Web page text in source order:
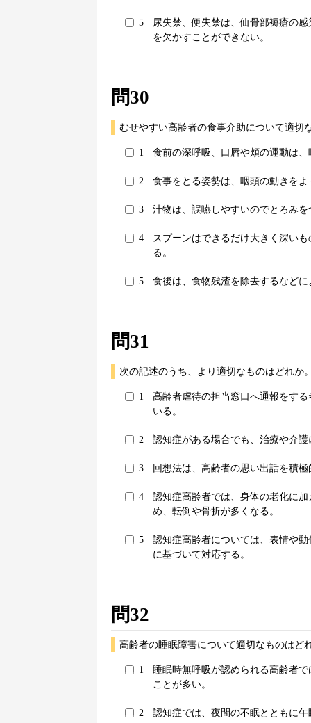
5
尿失禁、便失禁は、仙骨部褥瘡の
を欠かすことができない。
問30
むせやすい高齢者の食事介助について適切
1 食前の深呼吸、口唇や頬の運動は
2 食事をとる姿勢は、咽頭の動きを
3 汁物は、誤嚥しやすいのでとろみ
4
スプーンはできるだけ大きく深い
る。
5 食後は、食物残渣を除去するなど
問31
次の記述のうち、より適切なものはどれか
1
高齢者虐待の担当窓口へ通報をす
いる。
2 認知症がある場合でも、治療や介
3 回想法は、高齢者の思い出話を積
4
認知症高齢者では、身体の老化に
め、転倒や骨折が多くなる。
5
認知症高齢者については、表情や
に基づいて対応する。
問32
高齢者の睡眠障害について適切なものはど
1
睡眠時無呼吸が認められる高齢者
ことが多い。
2 認知症では、夜間の不眠とともに